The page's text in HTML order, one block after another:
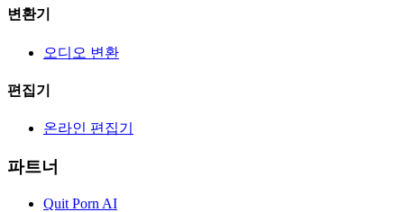
변환기
오디오 변환
편집기
온라인 편집기
파트너
Quit Porn AI